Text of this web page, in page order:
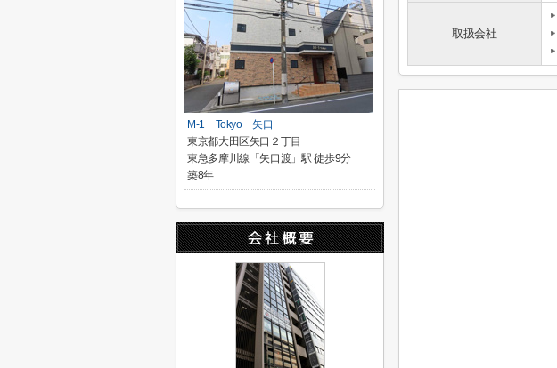
取扱会社
M-1 Tokyo 矢口
東京都大田区矢口２丁目
東急多摩川線「矢口渡」駅 徒歩9分
築8年